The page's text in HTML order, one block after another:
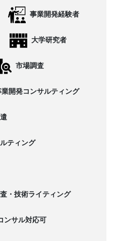
CONTACT事業開発経験者
大学研究者
市場調査
業開発コンサルティング
ティング
・技術ライティング
ンサル対応可